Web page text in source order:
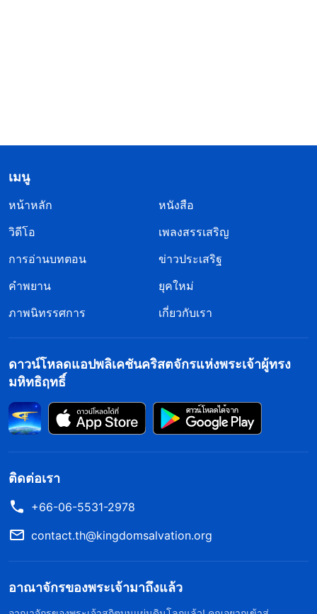
เมนู
หน้าหลัก
หนังสือ
วิดีโอ
เพลงสรรเสริญ
การอ่านบทตอน
ข่าวประเสริฐ
คำพยาน
ยุคใหม่
ภาพนิทรรศการ
เกี่ยวกับเรา
ดาวน์โหลดแอปพลิเคชันคริสตจักรแห่งพระเจ้าผู้ทรง
มหิทธิฤทธิ์
ติดต่อเรา
+66-06-5531-2978
contact.th@kingdomsalvation.org
อาณาจักรของพระเจ้ามาถึงแล้ว